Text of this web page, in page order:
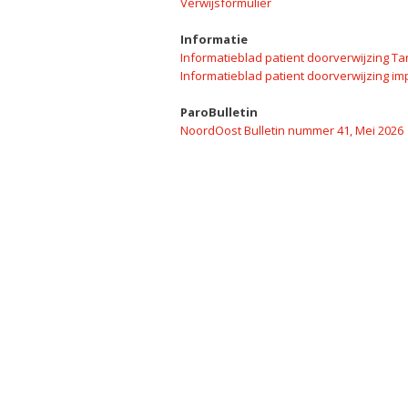
Informatie
Informatieblad patient doorverwijzing
Informatieblad patient doorverwijzing
ParoBulletin
NoordOost Bulletin nummer 41, Mei 2026